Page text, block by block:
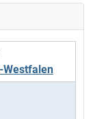
Westfalen